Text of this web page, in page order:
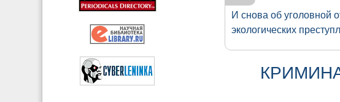
И снова об уголовной
экологических